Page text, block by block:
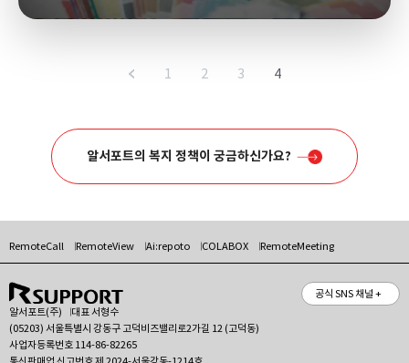
1 2 3 4
알서포트의 복지 정책이 궁금하신가요?
RemoteCall RemoteView Ai:repoto COLABOX RemoteMeeting
알서포트(주)
대표 서형수
(05203) 서울특별시 강동구 고덕비즈밸리로2가길 12 (고덕동)
사업자등록번호 114-86-82265
공식 SNS 채널 +